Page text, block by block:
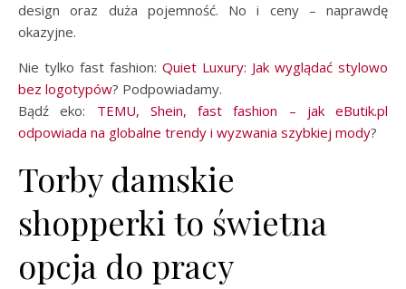
design oraz duża pojemność. No i ceny – naprawdę
okazyjne.
Nie tylko fast fashion: Quiet Luxury: Jak wyglądać stylowo
bez logotypów? Podpowiadamy.
Bądź eko: TEMU, Shein, fast fashion – jak eButik.pl
odpowiada na globalne trendy i wyzwania szybkiej mody?
Torby damskie
shopperki to świetna
opcja do pracy